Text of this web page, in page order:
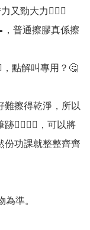
勁大力🤦🏻‍♀
，普通擦膠真係擦
，點解叫專用？🤔
難擦得乾淨，所以
，可以將
份功課就整整齊齊
準。